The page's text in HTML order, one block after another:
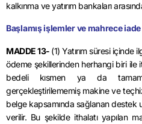
kalkınma ve yatırım bankaları
Başlamış işlemler ve mahrece iade
MADDE 13- (1) Yatırım süresi içinde
ödeme şekillerinden herhangi biri ile
bedeli kısmen ya da
gerçekleştirilememiş makine ve
belge kapsamında sağlanan destek
verilir. Bu şekilde ithalatı yapılan